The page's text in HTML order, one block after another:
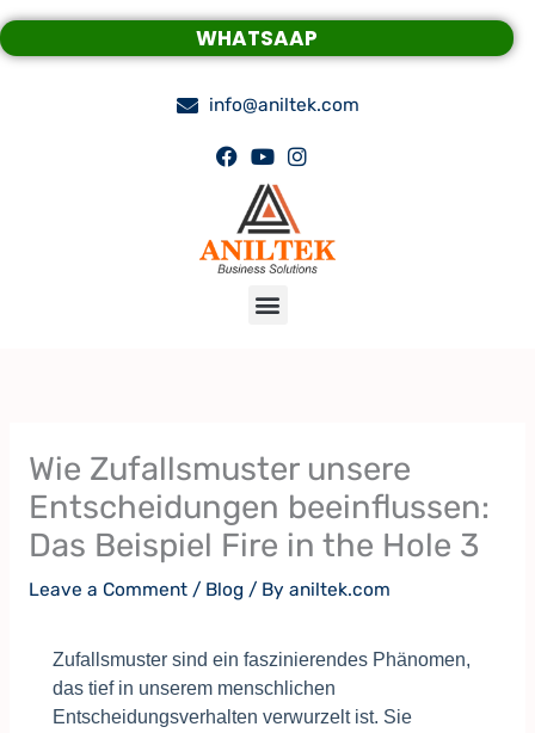
Skip
to
WHATSAAP
info@aniltek.com
Menu
Wie Zufallsmuster unsere
Entscheidungen beeinflussen:
Das Beispiel Fire in the Hole 3
Leave a Comment / Blog/ By aniltek.com
Zufallsmuster sind ein faszinierendes Phänomen,
das tief in unserem menschlichen
Entscheidungsverhalten verwurzelt ist. Sie